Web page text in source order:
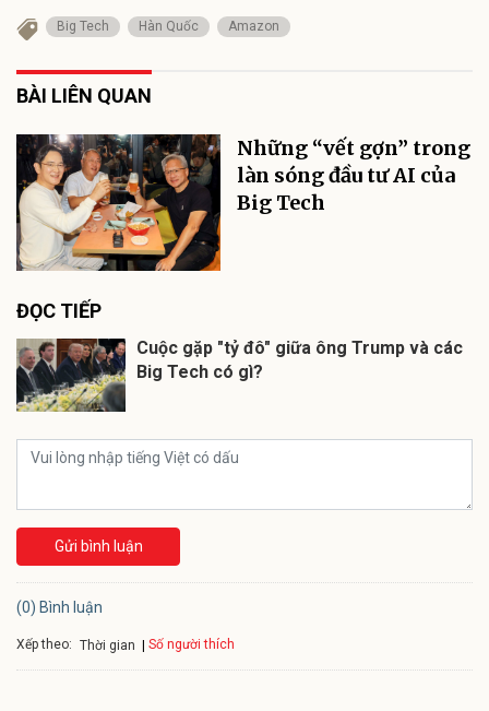
Big Tech Hàn Quốc Amazon
BÀI LIÊN QUAN
Những “vết gợn” trong
làn sóng đầu tư AI của
Big Tech
ĐỌC TIẾP
Cuộc gặp "tỷ đô" giữa ông Trump và các
Big Tech có gì?
Gửi bình luận
(0) Bình luận
Xếp theo: Thời gian Số người thích